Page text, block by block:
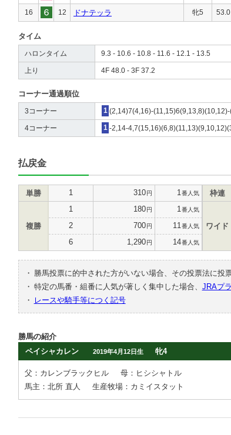
16 12 ドナテッラ 牝5 53.0
タイム
ハロンタイム 9.3 - 10.6 - 10.8 - 11.6 - 12.1 - 13.5
上り 4F 48.0 - 3F 37.2
コーナー通過順位
3コーナー 1 (2,14)7(4,16)-
4コーナー 1 -2,14-
払戻金
単勝 1 310円 1 番人気
複勝
1 180円 1 番人気
2 700円 11 番人気
6 1,290円 14番人気
枠連
ワイド
・ 勝馬投票に的中された方がいない場合、その投票法に投
・ 特定の馬番・組番に人気が著しく集中した場合、 JRAプ
・
レースや騎手等につく記号
勝馬の紹介
ペイシャカレン
2019年4月12日生 牝4
父：カレンブラックヒル
母：ヒシシャトル
馬主：北所 直人
生産牧場：カミイスタット